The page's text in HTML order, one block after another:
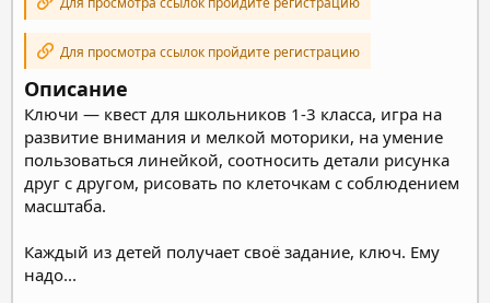
Для просмотра ссылок пройдите регистрацию
Описание
Ключи — квест для школьников 1-3 класса, игра на
развитие внимания и мелкой моторики, на умение
пользоваться линейкой, соотносить детали рисунка
друг с другом, рисовать по клеточкам с соблюдением
масштаба.
Каждый из детей получает своё задание, ключ. Ему
надо...